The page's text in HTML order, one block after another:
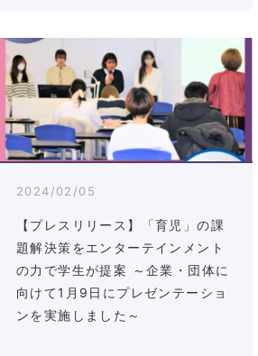
2024/02/05
【プレスリリース】「育児」の課
題解決策をエンターテインメント
の力で学生が提案 ～企業・団体に
向けて1月9日にプレゼンテーショ
ンを実施しました～